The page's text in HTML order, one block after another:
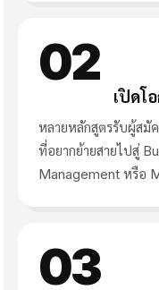
02
เปิดโ
หลายหลักสูตรรับผู้สมั
ที่อยากย้ายสายไปสู่
Management หรือ
03